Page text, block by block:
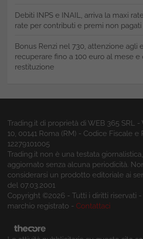
Debiti INPS e INAIL, arriva la maxi
rate per contributi e premi non pagati
Bonus Renzi nel 730, attenzione agli
recuperare fino a 100 euro al mese e
restituzione
Trading.it di proprietà di WEB 365 SRL
10, 00141 Roma (RM) - Codice Fiscale e
12279101005
Trading.it non è una testata
aggiornato senza alcuna periodicità.
considerarsi un prodotto editoriale ai
del 07.03.2001
Copyright ©2026 - Tutti i diritti riservati -
marchio registrato - Contattaci